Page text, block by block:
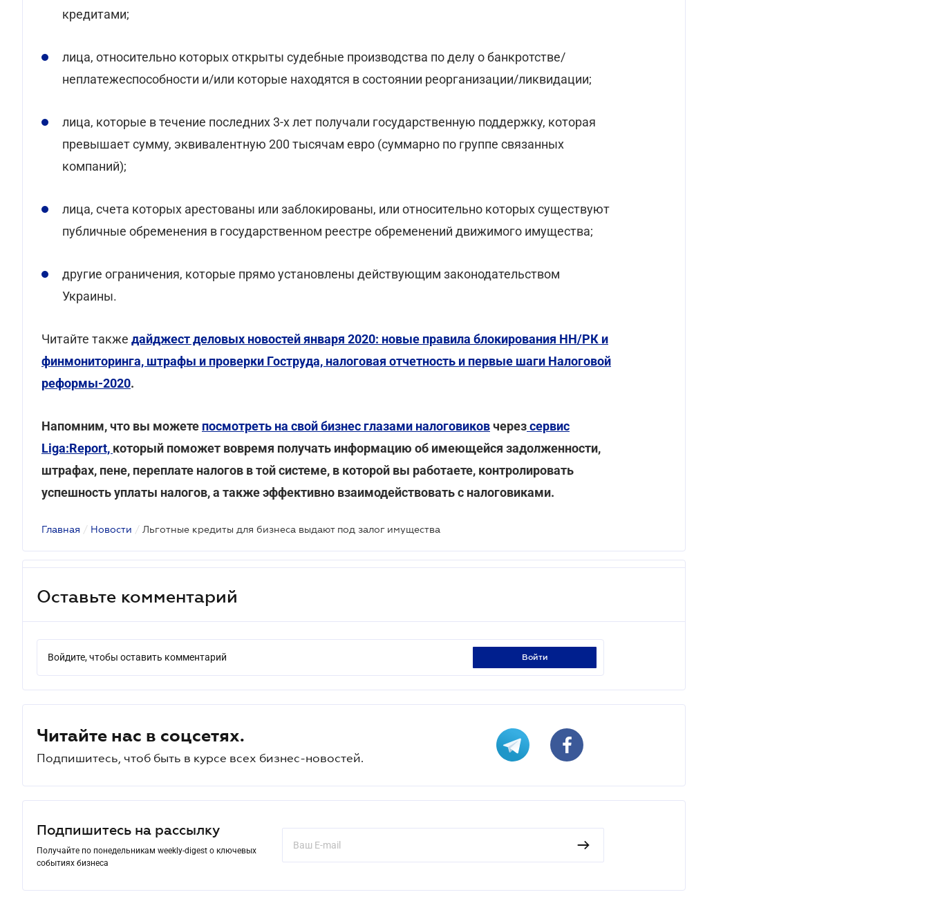
кредитами;
лица, относительно которых открыты судебные производства по делу о банкротстве/
неплатежеспособности и/или которые находятся в состоянии реорганизации/ликвидации;
лица, которые в течение последних 3-х лет получали государственную поддержку, которая
превышает сумму, эквивалентную 200 тысячам евро (суммарно по группе связанных
компаний);
лица, счета которых арестованы или заблокированы, или относительно которых существуют
публичные обременения в государственном реестре обременений движимого имущества;
другие ограничения, которые прямо установлены действующим законодательством
Украины.
Читайте также дайджест деловых новостей января 2020: новые правила блокирования НН/РК и
финмониторинга, штрафы и проверки Гоструда, налоговая отчетность и первые шаги Налоговой
реформы-2020.
Напомним, что вы можете посмотреть на свой бизнес глазами налоговиковчерезсервис
Liga:Report, который поможет вовремя получать информацию об имеющейся задолженности,
штрафах, пене, переплате налогов в той системе, в которой вы работаете, контролировать
успешность уплаты налогов, а также эффективно взаимодействовать с налоговиками.
Главная / Новости / Льготные кредиты для бизнеса выдают под залог имущества
Оставьте комментарий
Войдите, чтобы оставить комментарий войти
Читайте нас в соцсетях.
Подпишитесь, чтоб быть в курсе всех бизнес-новостей.
Подпишитесь на рассылку
Получайте по понедельникам weekly-digest о ключевых
событиях бизнеса